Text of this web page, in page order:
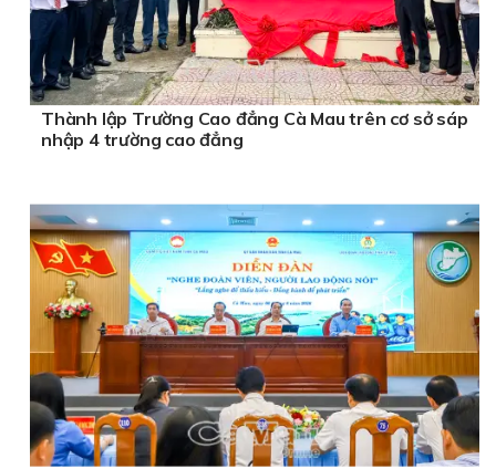
Thành lập Trường Cao đẳng Cà Mau trên cơ sở sáp
nhập 4 trường cao đẳng